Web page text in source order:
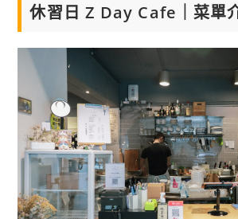
休習日 Z Day Cafe｜菜單